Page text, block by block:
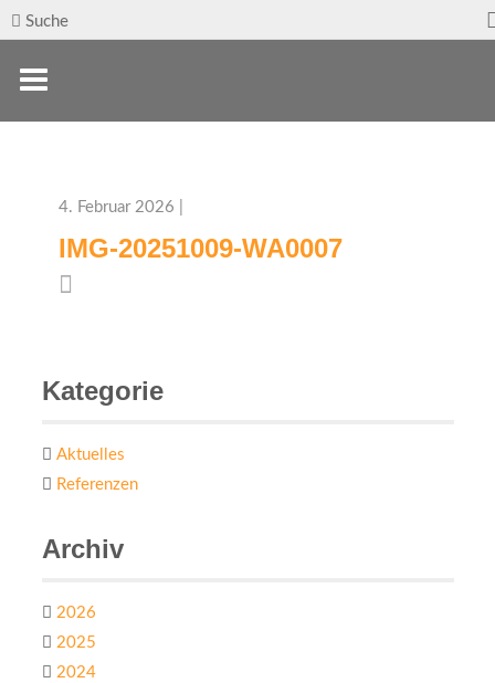
Suche
4. Februar 2026 |
IMG-20251009-WA0007
Kategorie
Aktuelles
Referenzen
Archiv
2026
2025
2024